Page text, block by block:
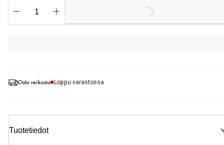
Osta verkosta Loppu varastossa
Tuotetiedot